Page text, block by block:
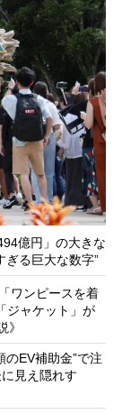
億円」の大きな
る巨大な数字”
ワンピースを着
ジャケット」が
のEV補助金”で注
見え隠れす